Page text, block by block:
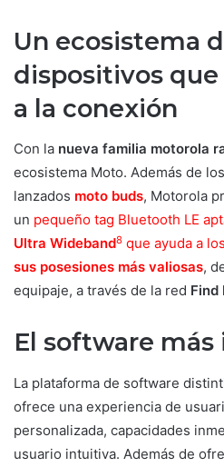
Un ecosistema
dispositivos
a la conexión
Con la nueva familia motorola
ecosistema Moto. Además de
lanzados moto buds, Motorola
un pequeño tag Bluetooth LE
Ultra Wideband8 que ayuda a
sus posesiones más valiosas,
equipaje, a través de la red Find
El software
La plataforma de software
ofrece una experiencia de
personalizada, capacidades
usuario intuitiva. Además de